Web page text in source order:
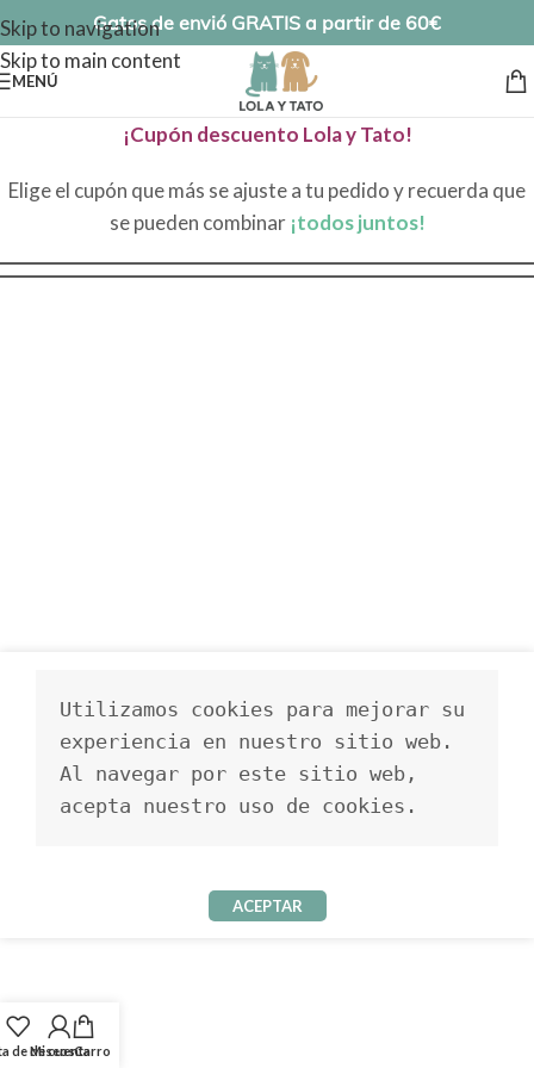
Skip to navigation
Skip to main content
Gatos de envió GRATIS a partir de 60€
MENÚ
¡Cupón descuento Lola y Tato!
Elige el cupón que más se ajuste a tu pedido y recuerda que
se pueden combinar¡todos juntos!
de deseos
Mi cuentaCarro
Utilizamos cookies para mejorar su
experiencia en nuestro sitio web.
Al navegar por este sitio web,
acepta nuestro uso de cookies.
ACEPTAR